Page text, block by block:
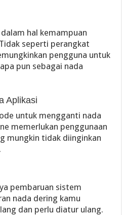
hal kemampuan
seperti perangkat
pengguna untuk
pun sebagai nada
Aplikasi
untuk mengganti nada
memerlukan penggunaan
mungkin tidak diinginkan
pembaruan sistem
nada dering kamu
dan perlu diatur ulang.